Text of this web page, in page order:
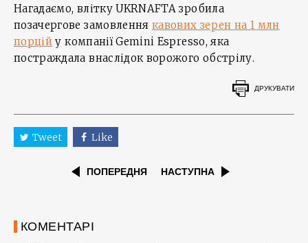
Нагадаємо, влітку UKRNAFTA зробила
позачергове замовленнякавових зерен на 1 млн
порцій у компанії Gemini Espresso, яка
постраждала внаслідок ворожого обстрілу.
ДРУКУВАТИ
Tweet Like
ПОПЕРЕДНЯ НАСТУПНА
КОМЕНТАРІ